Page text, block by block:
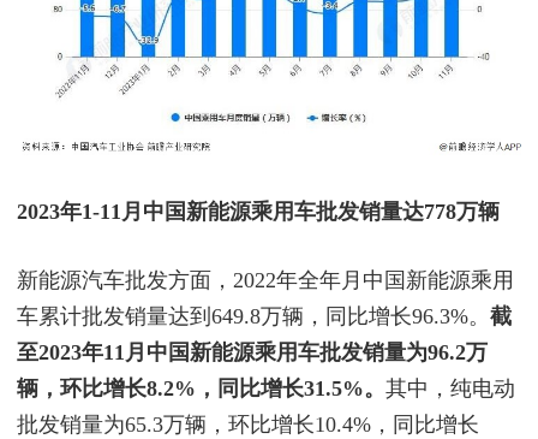
2023年1-11月中国新能源乘用车批发销量达778万辆
新能源汽车批发方面，2022年全年月中国新能源乘用
车累计批发销量达到649.8万辆，同比增长96.3%。 截
至2023年11月中国新能源乘用车批发销量为96.2万
辆，环比增长8.2%，同比增长31.5%。 其中，纯电动
批发销量为65.3万辆，环比增长10.4%，同比增长